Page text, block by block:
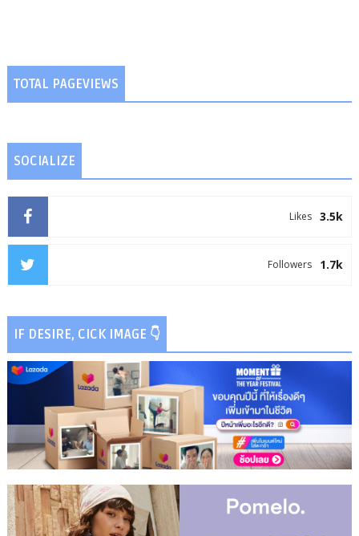
TOTAL PAGEVIEWS
SOCIALIZE
3.5k
Likes
1.7k
Followers
IF DESIRE, CICK IMAGE 👇